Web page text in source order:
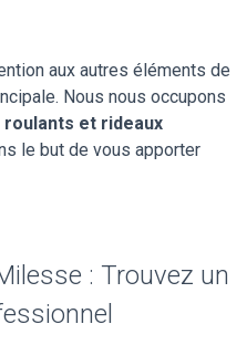
aux autres éléments de
Nous nous occupons
et rideaux
le but de vous apporter
: Trouvez un